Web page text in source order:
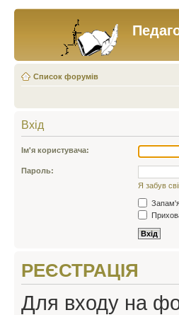
Список форумів
Вхід
Ім'я користувача:
Пароль:
Я забув
РЕЄСТРАЦІЯ
Для входу на